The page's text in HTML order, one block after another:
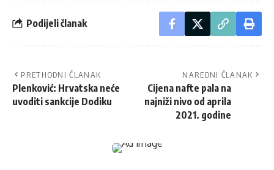
Podijeli članak
PRETHODNI ČLANAK
Plenković: Hrvatska neće
uvoditi sankcije Dodiku
NAREDNI ČLANAK
Cijena nafte pala na
najniži nivo od aprila
2021. godine